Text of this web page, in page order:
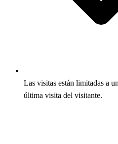
Las visitas están limitadas a
última visita del visitante.